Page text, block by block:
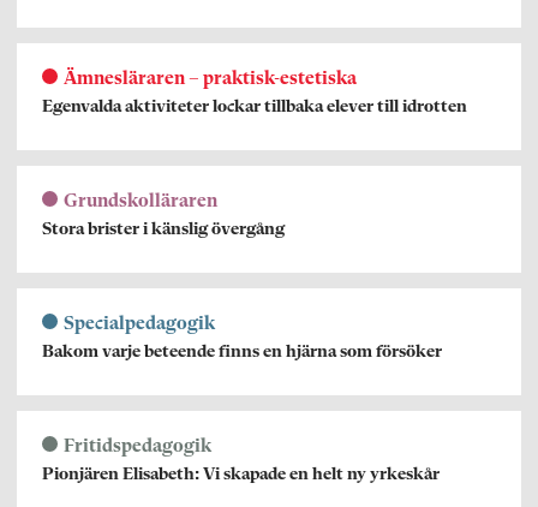
Ämnesläraren – praktisk-estetiska
Egenvalda aktiviteter lockar tillbaka elever till idrotten
Grundskolläraren
Stora brister i känslig övergång
Specialpedagogik
Bakom varje beteende finns en hjärna som försöker
Fritidspedagogik
Pionjären Elisabeth: Vi skapade en helt ny yrkeskår